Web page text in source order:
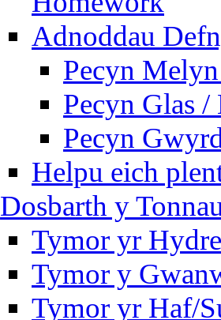
Adnoddau
Pecyn
Pecyn Glas /
Pecyn
Helpu eich
Dosbarth y
Tymor yr
Tymor y
Tymor yr Haf/